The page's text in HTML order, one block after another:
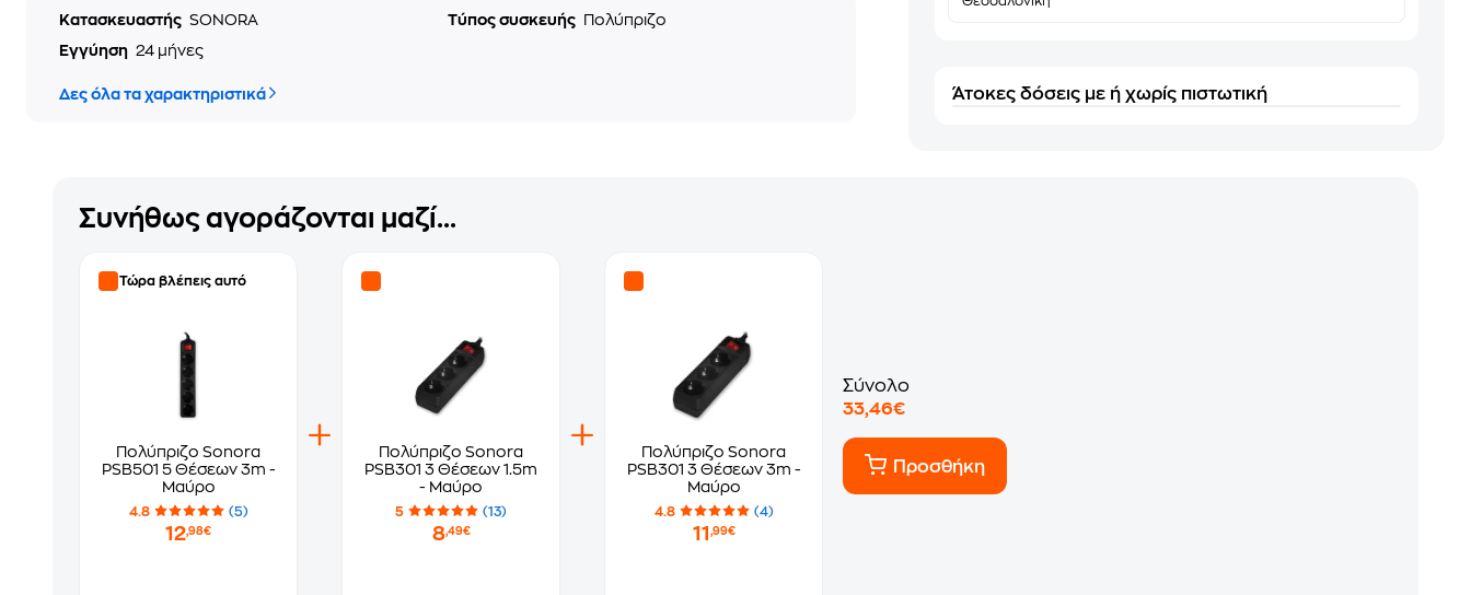
Κατασκευαστής SONORA Τύπος συσκευής
Πολύπριζο
Εγγύηση 24 μήνες
Δες όλα τα χαρακτηριστικά Άτοκες δόσεις με ή χωρίς πιστωτική
Συνήθως αγοράζονται μαζί...
Τώρα βλέπεις αυτό
Πολύπριζο Sonora
PSB501 5 Θέσεων 3m -
Μαύρο
4.8 (5)
12,98€
Πολύπριζο Sonora
PSB301 3 Θέσεων 1.5m
- Μαύρο
5 (13)
8,49€
Πολύπριζο Sonora
PSB301 3 Θέσεων 3m -
Μαύρο
4.8 (4)
11 ,99€
Σύνολο
33,46€
Προσθήκη